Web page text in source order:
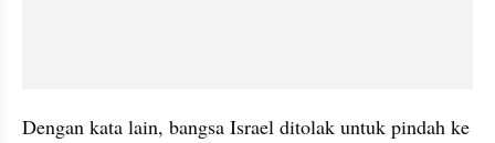
Dengan kata lain, bangsa Israel ditolak untuk pindah ke